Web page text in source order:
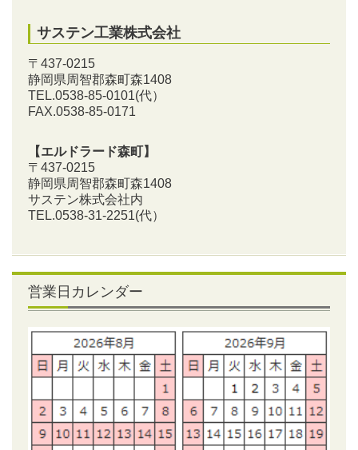
サステン工業株式会社
〒437-0215
静岡県周智郡森町森1408
TEL.0538-85-0101(代）
FAX.0538-85-0171
【エルドラード森町】
〒437-0215
静岡県周智郡森町森1408
サステン株式会社内
TEL.0538-31-2251(代）
営業日カレンダー